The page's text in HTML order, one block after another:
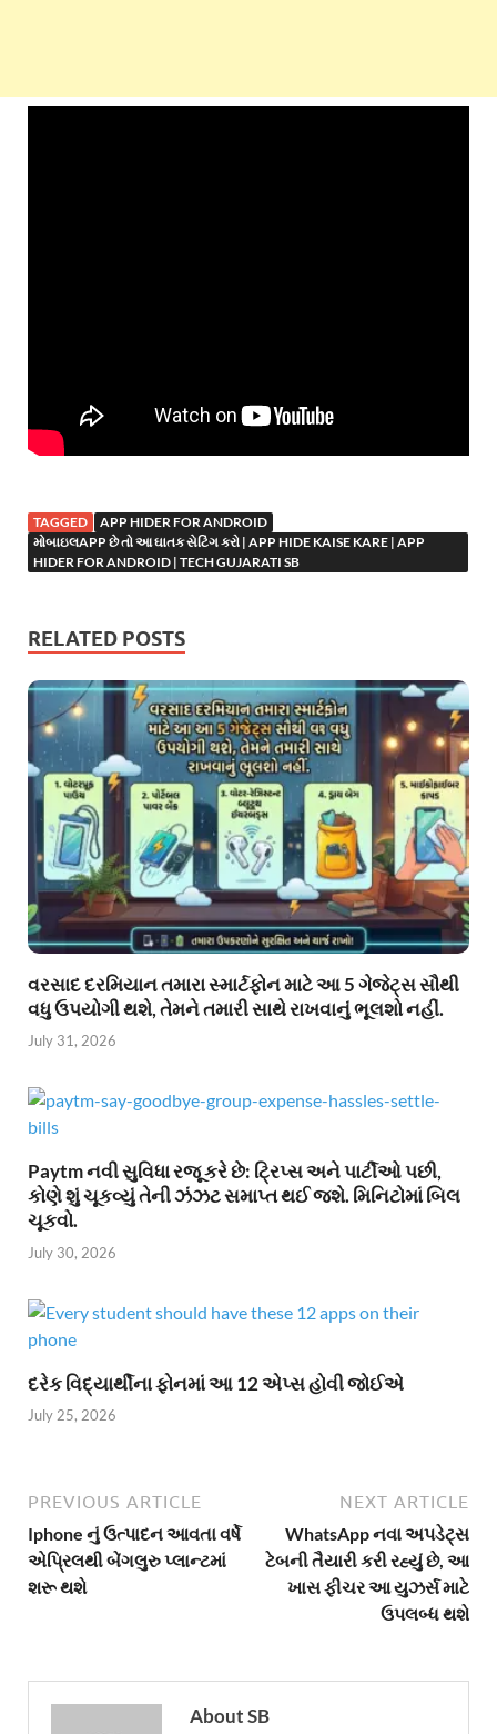
TAGGED
APP HIDER FOR ANDROID
મોબાઇલAPP છે તો આ ઘાતક સેટિંગ કરો | APP HIDE KAISE KARE | APP
HIDER FOR ANDROID | TECH GUJARATI SB
RELATED POSTS
વરસાદ દરમિયાન તમારા સ્માર્ટફોન માટે આ 5 ગેજેટ્સ સૌથી
વધુ ઉપયોગી થશે, તેમને તમારી સાથે રાખવાનું ભૂલશો નહીં.
July 31, 2026
Paytm નવી સુવિધા રજૂ કરે છે: ટ્રિપ્સ અને પાર્ટીઓ પછી,
કોણે શું ચૂકવ્યું તેની ઝંઝટ સમાપ્ત થઈ જશે. મિનિટોમાં બિલ
ચૂકવો.
July 30, 2026
દરેક વિદ્યાર્થીના ફોનમાં આ 12 એપ્સ હોવી જોઈએ
July 25, 2026
PREVIOUS ARTICLE
Iphone નું ઉત્પાદન આવતા વર્ષે
એપ્રિલથી બેંગલુરુ પ્લાન્ટમાં
શરૂ થશે
NEXT ARTICLE
WhatsApp નવા અપડેટ્સ
ટેબની તૈયારી કરી રહ્યું છે, આ
ખાસ ફીચર આ યુઝર્સ માટે
ઉપલબ્ધ થશે
About SB